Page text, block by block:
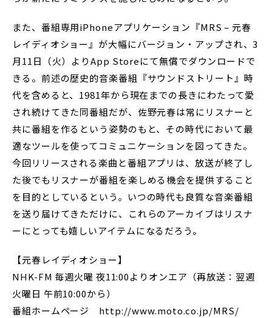
また、番組専用iPhoneアプリケーション『MRS – 元春
レイディオショー』が大幅にバージョン・アップされ、3
月11日（火）よりApp Storeにて無償でダウンロードで
きる。前述の歴史的音楽番組『サウンドストリート』時
代を含めると、1981年から現在までの長きにわたって愛
され続けてきた同番組だが、佐野元春は常にリスナーと
共に番組を作るという姿勢のもと、その時代において最
適なツールを使ってコミュニケーションを図ってきた。
今回リリースされる楽曲と番組アプリは、放送が終了し
た後でもリスナーが番組を楽しめる機会を提供すること
を目的としているという。いつの時代も良質な音楽番組
を送り届けてきただけに、これらのアーカイブはリスナ
ーにとっても嬉しいアイテムになるだろう。
【元春レイディオショー】
NHK-FM 毎週火曜 夜11:00よりオンエア（再放送：翌週
火曜日 午前10:00から）
番組ホームページ http://www.moto.co.jp/MRS/